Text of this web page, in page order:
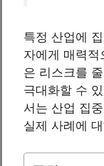
특정 산업에
자에게 매력적
은 리스크를
극대화할 수
서는 산업 집
실제 사례에